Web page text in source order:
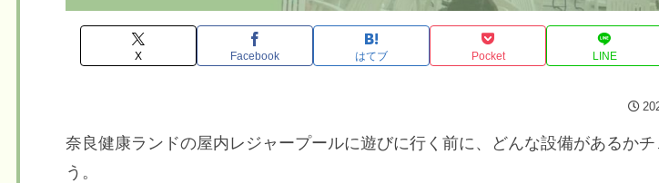
X Facebook はてブ Pocket LINE
奈良健康ランドの屋内レジャープールに遊びに行く前に、どんな設備があるかチ
う。